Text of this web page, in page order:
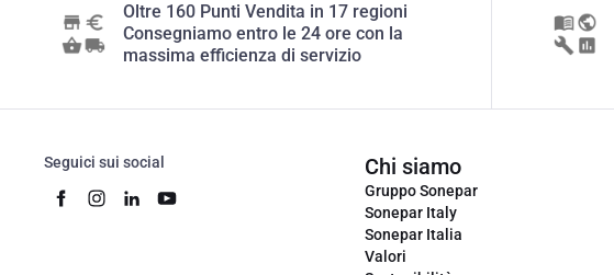
Oltre 160 Punti Vendita in 17 regioni
Consegniamo entro le 24 ore con la
massima efficienza di servizio
Seguici sui social Chi siamo
Gruppo Sonepar
Sonepar Italy
Sonepar Italia
Valori